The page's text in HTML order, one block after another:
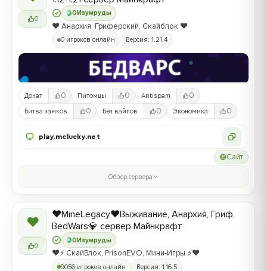
0
0 Изумруды
❤️ Анархия, Гриферский, Скайблок ❤️
0 игроков онлайн Версия: 1.21.4
Донат 0 Питомцы 0 Antispam 0
Битва замков 0 Без вайпов 0 Экономика 0
play.mclucky.net
Сайт
Обзор сервера
❤
0
0Изумруды
❤️MineLegacy❤️Выживание, Анархия, Гриф,
BedWars💎 сервер Майнкрафт
❤️⚡️ СкайБлок, PrisonEVO, Мини-Игры ⚡️❤️
9056 игроков онлайн Версия: 1.16.5